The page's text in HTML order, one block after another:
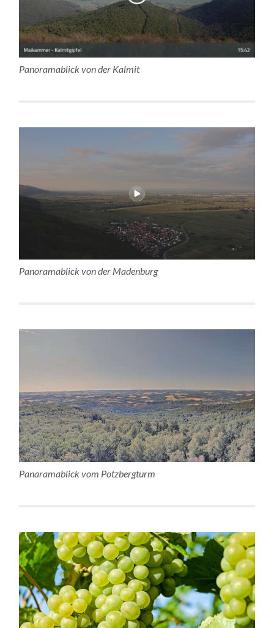
Panoramablick von der Kalmit
Panoramablick von der Madenburg
Panaramablick vom Potzbergturm